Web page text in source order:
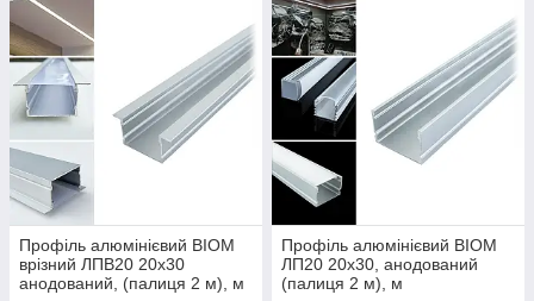
Профіль алюмінієвий BIOM
врізний ЛПВ20 20х30
анодований, (палиця 2 м), м
Профіль алюмінієвий BIOM
ЛП20 20х30, анодований
(палиця 2 м), м